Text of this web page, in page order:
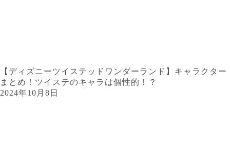
【ディズニーツイステッドワンダーランド】キャラクター
まとめ！ツイステのキャラは個性的！？
2024年10月8日